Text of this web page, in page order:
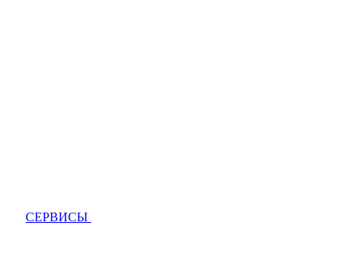
СЕРВИСЫ